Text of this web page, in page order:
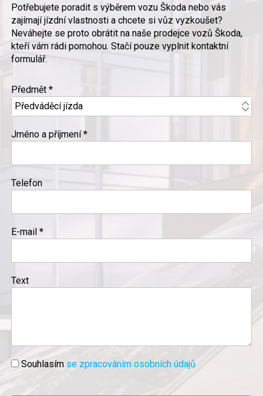
Potřebujete poradit s výběrem vozu Škoda nebo vás
zajímají jízdní vlastnosti a chcete si vůz vyzkoušet?
Neváhejte se proto obrátit na naše prodejce vozů Škoda,
kteří vám rádi pomohou. Stačí pouze vyplnit kontaktní
formulář.
Předmět *
Jméno a příjmení *
Telefon
E-mail *
Text
Souhlasím se zpracováním osobních údajů